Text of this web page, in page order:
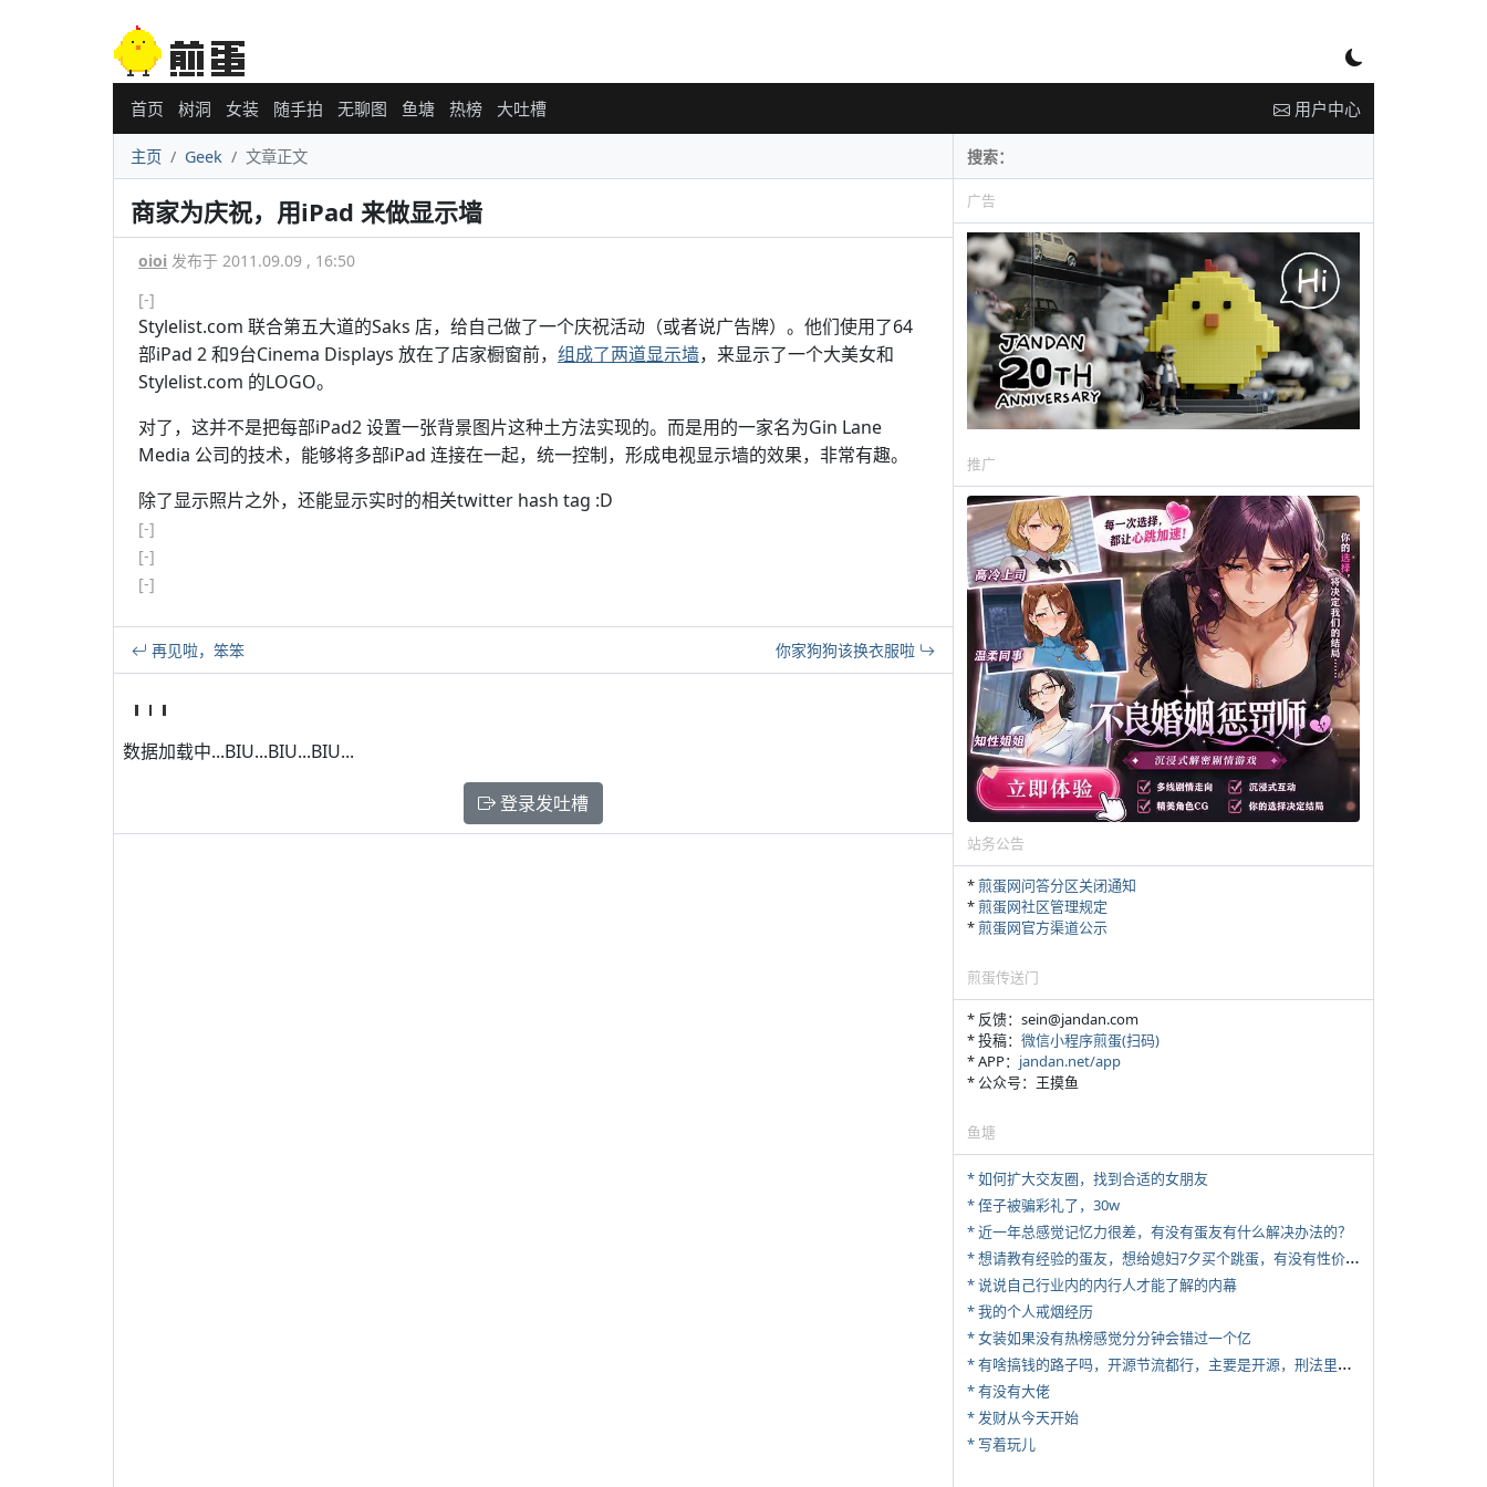
首页 树洞 女装 随手拍 无聊图 鱼塘 热榜 大吐槽 用户中心
主页 Geek 文章正文
商家为庆祝，用iPad 来做显示墙
oioi 发布于 2011.09.09 , 16:50
[-]
Stylelist.com 联合第五大道的Saks 店，给自己做了一个庆祝活动（或者说广告牌）。他们使用了64
部iPad 2 和9台Cinema Displays 放在了店家橱窗前， 组成了两道显示墙，来显示了一个大美女和
Stylelist.com 的LOGO。
对了，这并不是把每部iPad2 设置一张背景图片这种土方法实现的。而是用的一家名为Gin Lane
Media 公司的技术，能够将多部iPad 连接在一起，统一控制，形成电视显示墙的效果，非常有趣。
除了显示照片之外，还能显示实时的相关twitter hash tag :D
[-]
[-]
[-]
再见啦，笨笨 你家狗狗该换衣服啦
数据加载中...BIU...BIU...BIU...
登录发吐槽
广告
推广
站务公告
*煎蛋网问答分区关闭通知
*煎蛋网社区管理规定
*煎蛋网官方渠道公示
煎蛋传送门
* 反馈：sein@jandan.com
* 投稿： 微信小程序煎蛋(扫码)
* APP： jandan.net/app
* 公众号：王摸鱼
鱼塘
* 如何扩大交友圈，找到合适的女朋友
* 侄子被骗彩礼了，30w
* 近一年总感觉记忆力很差，有没有蛋友有什么解决办法的？
*
想请教有经验的蛋友，想给媳妇7夕买个跳蛋，有没有性价比高的推荐
* 说说自己行业内的内行人才能了解的内幕
* 我的个人戒烟经历
* 女装如果没有热榜感觉分分钟会错过一个亿
*
有啥搞钱的路子吗，开源节流都行，主要是开源，刑法里的咱不做
* 有没有大佬
* 发财从今天开始
* 写着玩儿